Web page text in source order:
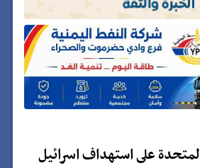
على استهداف اسرائيل